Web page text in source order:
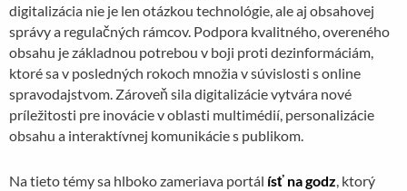
digitalizácia nie je len otázkou technológie, ale aj obsahovej
správy a regulačných rámcov. Podpora kvalitného, overeného
obsahu je základnou potrebou v boji proti dezinformáciám,
ktoré sa v posledných rokoch množia v súvislosti s online
spravodajstvom. Zároveň sila digitalizácie vytvára nové
príležitosti pre inovácie v oblasti multimédií, personalizácie
obsahu a interaktívnej komunikácie s publikom.
Na tieto témy sa hlboko zameriava portál ísť na godz, ktorý